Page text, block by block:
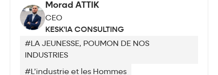
Morad ATTIK
CEO
KESK'IA CONSULTING
#LA JEUNESSE, POUMON DE NOS
INDUSTRIES
#L’industrie et les Hommes